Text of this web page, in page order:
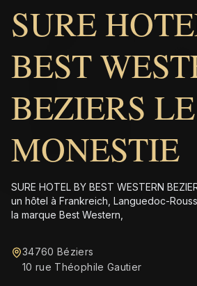
SURE
BEST
BEZIERS LE
MONESTIE
SURE HOTEL BY BEST WESTERN
un hôtel à Frankreich, Languedoc-
la marque Best Western,
34760 Béziers
10 rue Théophile Gautier